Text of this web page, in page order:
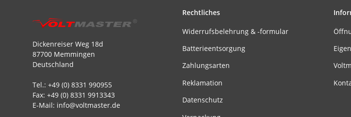
Dickenreiser Weg 18d
87700 Memmingen
Deutschland
Tel.: +49 (0) 8331 990955
Fax: +49 (0) 8331 9913343
E-Mail: info@voltmaster.de
Rechtliches
Widerrufsbelehrung & -formular
Batterieentsorgung
Zahlungsarten
Reklamation
Datenschutz